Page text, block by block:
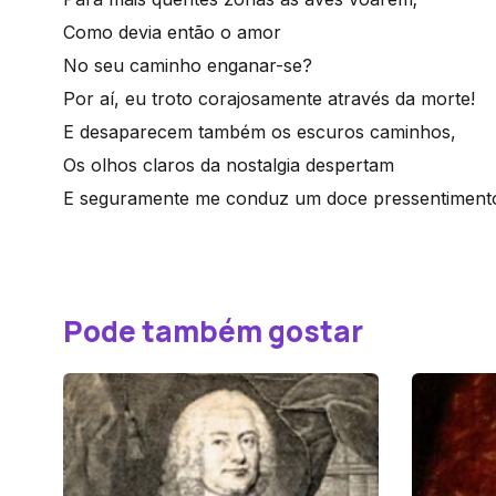
Como devia então o amor
No seu caminho enganar-se?
Por aí, eu troto corajosamente através da morte!
E desaparecem também os escuros caminhos,
Os olhos claros da nostalgia despertam
E seguramente me conduz um doce
Pode também gostar